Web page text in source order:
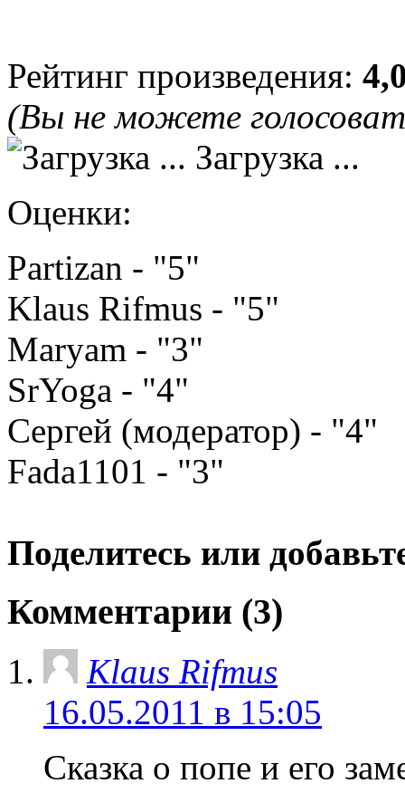
Рейтинг произведения:
(Вы не можете
Загрузка ...
Оценки:
Partizan - "5"
Klaus Rifmus - "5"
Maryam - "3"
SrYoga - "4"
Сергей (модератор) - "4"
Fada1101 - "3"
Поделитесь или
Комментарии (3)
Klaus Rifmus
16.05.2011 в 15:05
Сказка о попе и его